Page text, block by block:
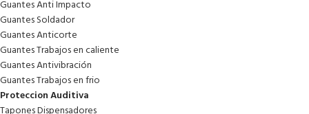
Guantes Anti Impacto
Guantes Soldador
Guantes Anticorte
Guantes Trabajos en caliente
Guantes Antivibración
Guantes Trabajos en frio
Proteccion Auditiva